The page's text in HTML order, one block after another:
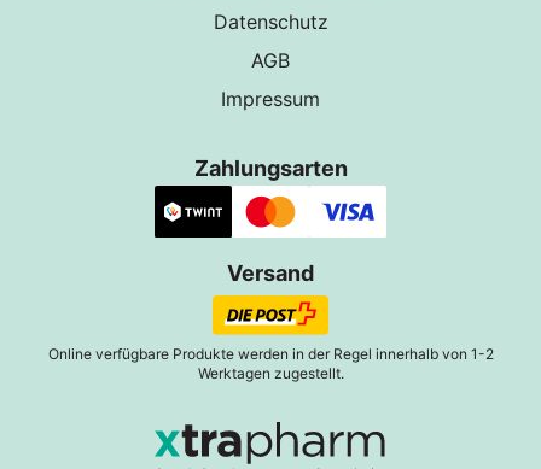
Datenschutz
AGB
Impressum
Zahlungsarten
Versand
Online verfügbare Produkte werden in der Regel innerhalb von 1-2
Werktagen zugestellt.